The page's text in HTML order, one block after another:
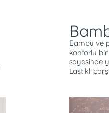
Bambu ve
konforlu bir
sayesinde
Lastikli